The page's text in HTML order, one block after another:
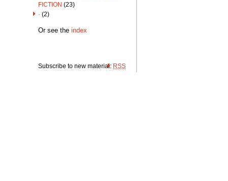
FICTION (23)
· (2)
Or see the index
Subscribe to new material: RSS